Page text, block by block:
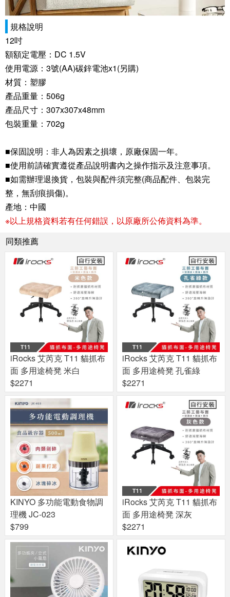
規格說明
12吋
額額定電壓：DC 1.5V
使用電源：3號(AA)碳鋅電池x1(另購)
材質：塑膠
產品重量：506g
產品尺寸：307x307x48mm
包裝重量：702g
■保固說明：非人為因素之損壞，原廠保固一年。
■使用前請確實遵從產品說明書內之操作指示及注意事項。
■如需辦理退換貨，包裝與配件須完整(商品配件、包裝完
整，無刮痕損傷)。
產地：中國
※以上規格資料若有任何錯誤，以原廠所公佈資料為準。
同類推薦
iRocks 艾芮克 T11 貓抓布
面 多用途椅凳 米白
$2271
iRocks 艾芮克 T11 貓抓布
面 多用途椅凳 孔雀綠
$2271
KINYO 多功能電動食物調
理機 JC-023
$799
iRocks 艾芮克 T11 貓抓布
面 多用途椅凳 深灰
$2271